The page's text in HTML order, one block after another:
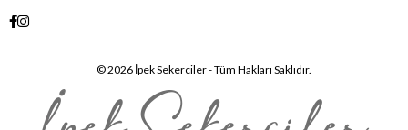
© 2026 İpek Sekerciler - Tüm Hakları Saklıdır.